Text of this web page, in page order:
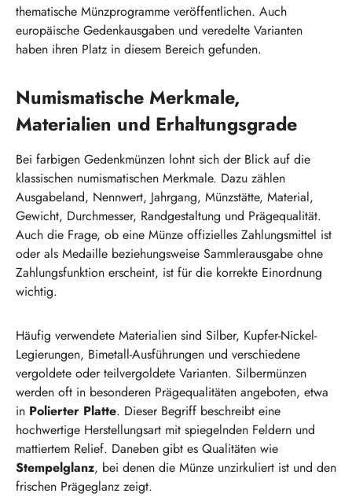
thematische Münzprogramme veröffentlichen. Auch
europäische Gedenkausgaben und veredelte Varianten
haben ihren Platz in diesem Bereich gefunden.
Numismatische Merkmale,
Materialien und Erhaltungsgrade
Bei farbigen Gedenkmünzen lohnt sich der Blick auf die
klassischen numismatischen Merkmale. Dazu zählen
Ausgabeland, Nennwert, Jahrgang, Münzstätte, Material,
Gewicht, Durchmesser, Randgestaltung und Prägequalität.
Auch die Frage, ob eine Münze offizielles Zahlungsmittel ist
oder als Medaille beziehungsweise Sammlerausgabe ohne
Zahlungsfunktion erscheint, ist für die korrekte Einordnung
wichtig.
Häufig verwendete Materialien sind Silber, Kupfer-Nickel-
Legierungen, Bimetall-Ausführungen und verschiedene
vergoldete oder teilvergoldete Varianten. Silbermünzen
werden oft in besonderen Prägequalitäten angeboten, etwa
in Polierter Platte. Dieser Begriff beschreibt eine
hochwertige Herstellungsart mit spiegelnden Feldern und
mattiertem Relief. Daneben gibt es Qualitäten wie
Stempelglanz, bei denen die Münze unzirkuliert ist und den
frischen Prägeglanz zeigt.